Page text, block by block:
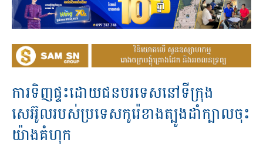
ការ​ទិញ​ផ្ទះ​ដោយ​ជន​បរទេស​នៅ​ទីក្រុង​
សេអ៊ូល​របស់​ប្រទេស​កូរ៉េ​ខាង​ត្បូង​ដាំ​ក្បាល​ចុះ​
យ៉ាង​គំហុក​